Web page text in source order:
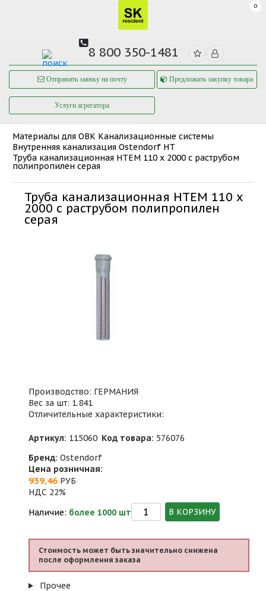
0
8 800 350-1481
Отправить заявку на почту Предложить закупку товара
Услуги агрегатора
Материалы для ОВК Канализационные системы
Внутренняя канализация Ostendorf HT
Труба канализационная HTEM 110 x 2000 с раструбом
полипропилен серая
Труба канализационная HTEM 110 x
2000 с раструбом полипропилен
серая
Производство: ГЕРМАНИЯ
Вес за шт: 1.841
Отличительные характеристики:
Артикул: 115060 Код товара: 576076
Бренд: Ostendorf
Цена розничная:
939,46 РУБ
НДС 22%
Наличие: более 1000 шт В КОРЗИНУ
Стоимость может быть значительно снижена
после оформления заказа
Прочее